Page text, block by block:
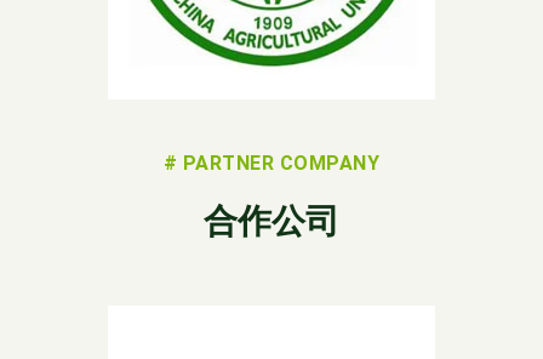
# PARTNER COMPANY
合作公司